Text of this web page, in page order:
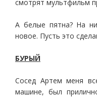
смотрят мультфильм
А белые пятна? На
новое. Пусть это
БУРЫЙ
Сосед Артем меня
машине, был